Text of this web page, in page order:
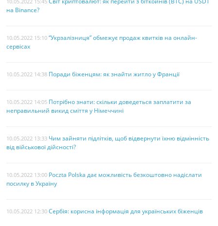
на Binance?
10.05.2022 15:10 “Укрзалізниця” обмежує продаж квитків на онлайн-
сервісах
10.05.2022 14:38 Поради біженцям: як знайти житло у Франції
10.05.2022 14:05 Потрібно знати: скільки доведеться заплатити за
неправильний викид сміття у Німеччині
10.05.2022 13:33 Чим зайняти підлітків, щоб відвернути їхню відмінність
від військової дійсності?
10.05.2022 13:00 Poczta Polska дає можливість безкоштовно надіслати
посилку в Україну
10.05.2022 12:30 Сербія: корисна інформація для українських біженців